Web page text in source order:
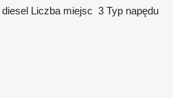
diesel Liczba miejsc 3 Typ napędu